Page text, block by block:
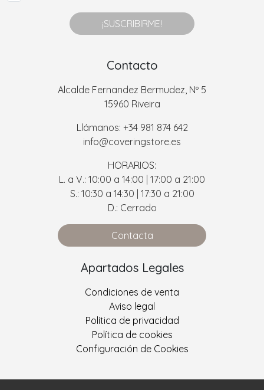
¡SUSCRIBIRME!
Contacto
Alcalde Fernandez Bermudez, Nº 5
15960 Riveira
Llámanos: +34 981 874 642
info@coveringstore.es
HORARIOS:
L. a V.: 10:00 a 14:00 | 17:00 a 21:00
S.: 10:30 a 14:30 | 17:30 a 21:00
D.: Cerrado
Contacta
Apartados Legales
Condiciones de venta
Aviso legal
Política de privacidad
Política de cookies
Configuración de Cookies